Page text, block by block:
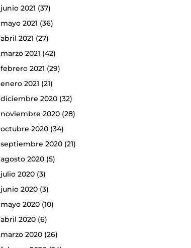
junio 2021 (37)
mayo 2021 (36)
abril 2021 (27)
marzo 2021 (42)
febrero 2021 (29)
enero 2021 (21)
diciembre 2020(32)
noviembre 2020(28)
octubre 2020(34)
septiembre 2020(21)
agosto 2020(5)
julio 2020(3)
junio 2020(3)
mayo 2020(10)
abril 2020(6)
marzo 2020(26)